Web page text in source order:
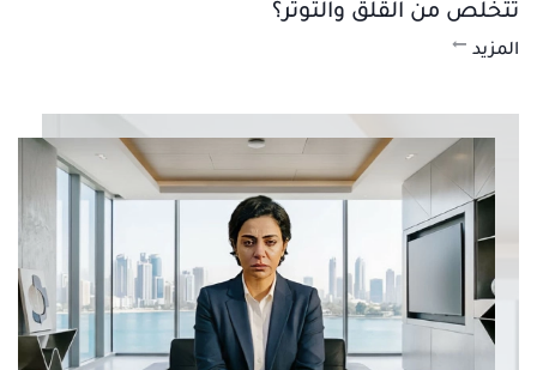
تتخلص من القلق والتوتر؟
المزيد